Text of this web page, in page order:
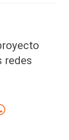
redes